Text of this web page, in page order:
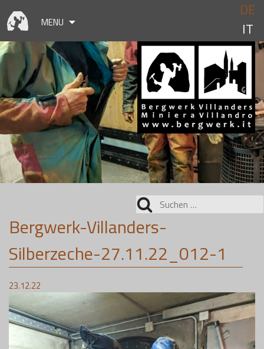
to
content
MENU
DE
IT
Suchen
nach:
Bergwerk-Villanders-
Silberzeche-27.11.22_012-1
23.12.22